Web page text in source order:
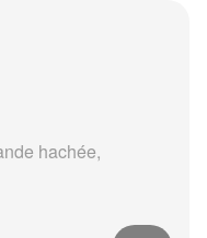
hachée,